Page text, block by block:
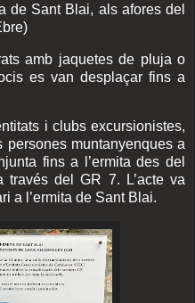
de Sant Blai, als afores del
amb jaquetes de pluja o
es van desplaçar fins a
i clubs excursionistes,
persones muntanyenques a
fins a l’ermita des del
través del GR 7. L’acte va
a l’ermita de Sant Blai.